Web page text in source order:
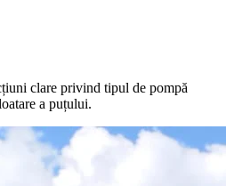
clare privind tipul de pompă
a puțului.